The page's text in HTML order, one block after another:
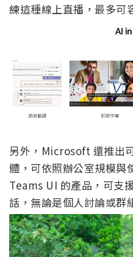
練這種線上直播，最多可
另外，Microsoft 還推出
體，可依照辦公室規模與
Teams UI 的產品，可支
話，無論是個人討論或群